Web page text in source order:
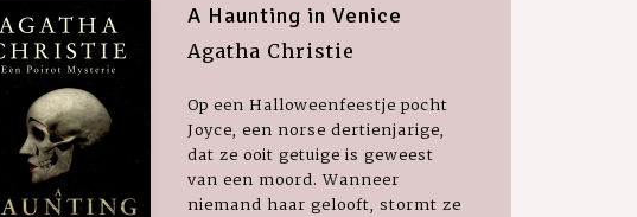
A Haunting in Venice
Agatha Christie
Op een Halloweenfeestje pocht
Joyce, een norse dertienjarige,
dat ze ooit getuige is geweest
van een moord. Wanneer
niemand haar gelooft, stormt ze